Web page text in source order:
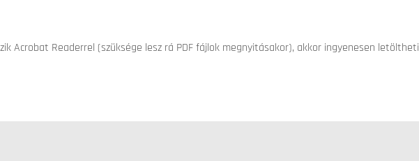
Acrobat Readerrel (szüksége lesz rá PDF fájlok megnyitásakor), akkor ingyenesen letöltheti